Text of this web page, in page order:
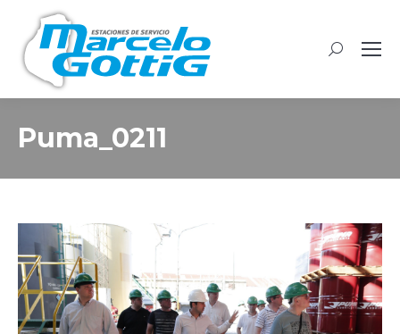
Buscar:
Puma_0211